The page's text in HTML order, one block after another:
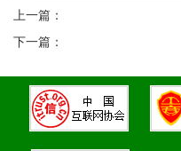
上一篇：
下一篇：